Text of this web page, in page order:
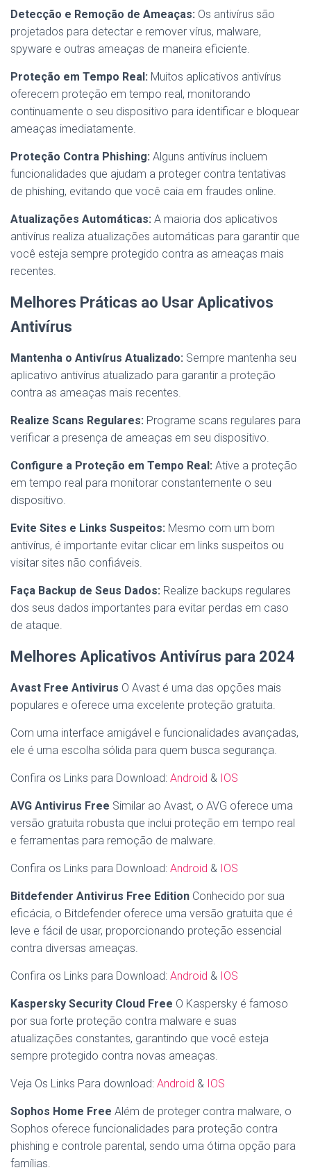
Detecção e Remoção de Ameaças: Os antivírus são
projetados para detectar e remover vírus, malware,
spyware e outras ameaças de maneira eficiente.
Proteção em Tempo Real: Muitos aplicativos antivírus
oferecem proteção em tempo real, monitorando
continuamente o seu dispositivo para identificar e bloquear
ameaças imediatamente.
Proteção Contra Phishing: Alguns antivírus incluem
funcionalidades que ajudam a proteger contra tentativas
de phishing, evitando que você caia em fraudes online.
Atualizações Automáticas: A maioria dos aplicativos
antivírus realiza atualizações automáticas para garantir que
você esteja sempre protegido contra as ameaças mais
recentes.
Melhores Práticas ao Usar Aplicativos
Antivírus
Mantenha o Antivírus Atualizado: Sempre mantenha seu
aplicativo antivírus atualizado para garantir a proteção
contra as ameaças mais recentes.
Realize Scans Regulares: Programe scans regulares para
verificar a presença de ameaças em seu dispositivo.
Configure a Proteção em Tempo Real: Ative a proteção
em tempo real para monitorar constantemente o seu
dispositivo.
Evite Sites e Links Suspeitos: Mesmo com um bom
antivírus, é importante evitar clicar em links suspeitos ou
visitar sites não confiáveis.
Faça Backup de Seus Dados: Realize backups regulares
dos seus dados importantes para evitar perdas em caso
de ataque.
Melhores Aplicativos Antivírus para 2024
Avast Free Antivirus O Avast é uma das opções mais
populares e oferece uma excelente proteção gratuita.
Com uma interface amigável e funcionalidades avançadas,
ele é uma escolha sólida para quem busca segurança.
Confira os Links para Download: Android & IOS
AVG Antivirus Free Similar ao Avast, o AVG oferece uma
versão gratuita robusta que inclui proteção em tempo real
e ferramentas para remoção de malware.
Confira os Links para Download: Android & IOS
Bitdefender Antivirus Free Edition Conhecido por sua
eficácia, o Bitdefender oferece uma versão gratuita que é
leve e fácil de usar, proporcionando proteção essencial
contra diversas ameaças.
Confira os Links para Download: Android & IOS
Kaspersky Security Cloud Free O Kaspersky é famoso
por sua forte proteção contra malware e suas
atualizações constantes, garantindo que você esteja
sempre protegido contra novas ameaças.
Veja Os Links Para download: Android & IOS
Sophos Home Free Além de proteger contra malware, o
Sophos oferece funcionalidades para proteção contra
phishing e controle parental, sendo uma ótima opção para
famílias.